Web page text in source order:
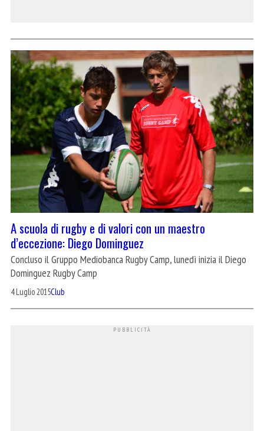
A scuola di rugby e di valori con un maestro
d’eccezione: Diego Dominguez
Concluso il Gruppo Mediobanca Rugby Camp, lunedì inizia il Diego
Dominguez Rugby Camp
4 Luglio 2015Club